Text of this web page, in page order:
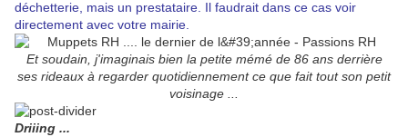
déchetterie, mais un prestataire. Il faudrait dans ce cas voir
directement avec votre mairie.
Et soudain, j'imaginais bien la petite mémé de 86 ans derrière
ses rideaux à regarder quotidiennement ce que fait tout son petit
voisinage ...
Driiing ...